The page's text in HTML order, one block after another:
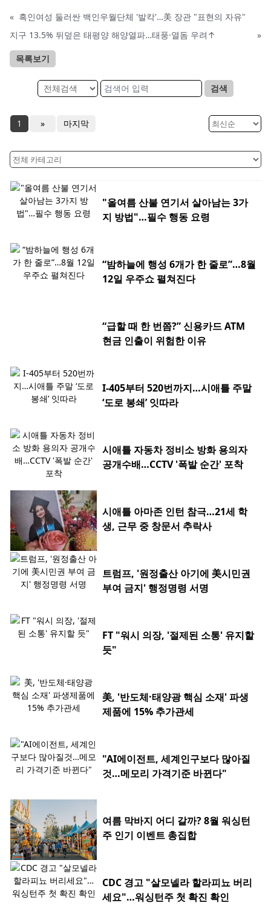
« 흑인여성 둘러싼 백인우월단체 '발칵'…美 장관 "표현의 자유"
지구 13.5% 뒤덮은 태평양 해양열파…태풍·열돔 우려↑
»
목록보기
검색
1 » 마지막
"올여름 산불 연기서 살아남는 3가
지 방법"…필수 행동 요령
“밤하늘에 행성 6개가 한 줄로”…8월
12일 우주쇼 펼쳐진다
“급할 때 한 번쯤?” 신용카드 ATM
현금 인출이 위험한 이유
I-405부터 520번까지…시애틀 주말
‘도로 봉쇄’ 잇따라
시애틀 자동차 정비소 방화 용의자
공개수배…CCTV '폭발 순간' 포착
시애틀 아마존 인턴 참극…21세 학
생, 근무 중 창문서 추락사
트럼프, '원정출산 아기에 美시민권
부여 금지' 행정명령 서명
FT "워시 의장, '절제된 소통' 유지할
듯"
美, '반도체·태양광 핵심 소재' 파생
제품에 15% 추가관세
"AI에이전트, 세계인구보다 많아질
것…메모리 가격기준 바뀐다"
여름 막바지 어디 갈까? 8월 워싱턴
주 인기 이벤트 총집합
CDC 경고 "살모넬라 할라피뇨 버리
세요"…워싱턴주 첫 확진 확인